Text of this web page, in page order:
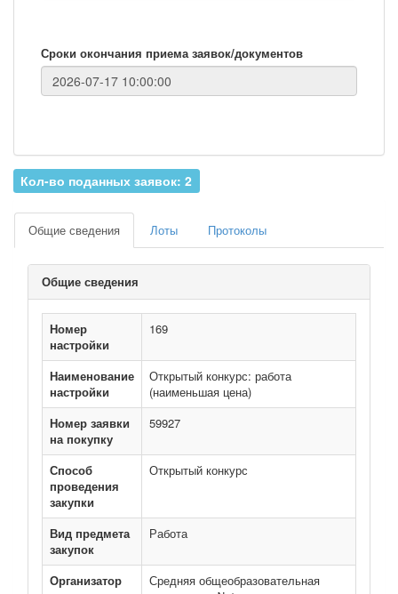
Сроки окончания приема заявок/документов
Кол-во поданных заявок: 2
Общие сведения Лоты Протоколы
Общие сведения
Номер
настройки
169
Наименование
настройки
Открытый конкурс: работа
(наименьшая цена)
Номер заявки
на покупку
59927
Способ
проведения
закупки
Открытый конкурс
Вид предмета
закупок
Работа
Организатор
Средняя общеобразовательная